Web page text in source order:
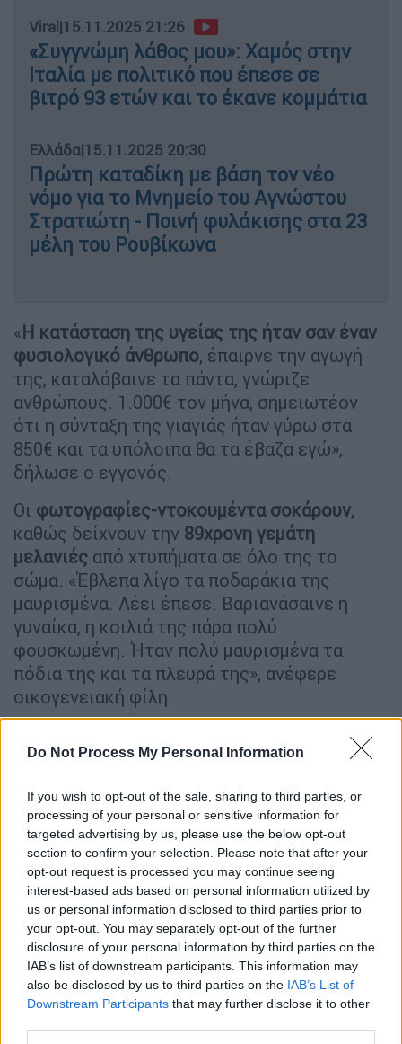
Do Not Process My Personal Information
If you wish to opt-out of the sale, sharing to third parties, or
processing of your personal or sensitive information for
targeted advertising by us, please use the below opt-out
section to confirm your selection. Please note that after your
opt-out request is processed you may continue seeing
interest-based ads based on personal information utilized by
us or personal information disclosed to third parties prior to
your opt-out. You may separately opt-out of the further
disclosure of your personal information by third parties on the
IAB’s list of downstream participants. This information may
also be disclosed by us to third parties on the IAB’s List of
Downstream Participants that may further disclose it to other
Viral |15.11.2025 21:26
«Συγγνώμη λάθος μου»: Χαμός στην
Ιταλία με πολιτικό που έπεσε σε
βιτρό 93 ετών και το έκανε κομμάτια
Ελλάδα|15.11.2025 20:30
Πρώτη καταδίκη με βάση τον νέο
νόμο για το Μνημείο του Αγνώστου
Στρατιώτη - Ποινή φυλάκισης στα 23
μέλη του Ρουβίκωνα
«Η κατάσταση της υγείας της ήταν σαν έναν
φυσιολογικό άνθρωπο, έπαιρνε την αγωγή
της, καταλάβαινε τα πάντα, γνώριζε
ανθρώπους. 1.000€ τον μήνα, σημειωτέον
ότι η σύνταξη της γιαγιάς ήταν γύρω στα
850€ και τα υπόλοιπα θα τα έβαζα εγώ»,
δήλωσε ο εγγονός.
Οι φωτογραφίες-ντοκουμέντα σοκάρουν,
καθώς δείχνουν την 89χρονη γεμάτη
μελανιές από χτυπήματα σε όλο της το
σώμα. «Έβλεπα λίγο τα ποδαράκια της
μαυρισμένα. Λέει έπεσε. Βαριανάσαινε η
γυναίκα, η κοιλιά της πάρα πολύ
φουσκωμένη. Ήταν πολύ μαυρισμένα τα
πόδια της και τα πλευρά της», ανέφερε
οικογενειακή φίλη.
στον εγγονό ότι η ηλικιωμένη έπεσε και
κυρία Μαρία τον διαβεβαίωσαν πως η
ηλικιωμένη ήταν βάναυσα κακοποιημένη.
«Καταντήσαμε να βλέπουμε τη γιαγιά
ετοιμοθάνατη»
Ο εγγονός κατήγγειλε: «Καταντήσαμε να
βλέπουμε τη γιαγιά ετοιμοθάνατη,
τουμπανιασμένη, με 87 οξυγόνο και λέω
γιατί δεν έχω ενημερωθεί.Λέει ‘η γιαγιά